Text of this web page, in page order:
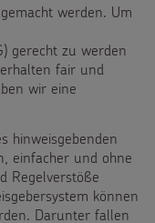
werden. Um
gerecht zu werden
fair und
wir eine
hinweisgebenden
einfacher und ohne
Regelverstöße
können
Darunter fallen